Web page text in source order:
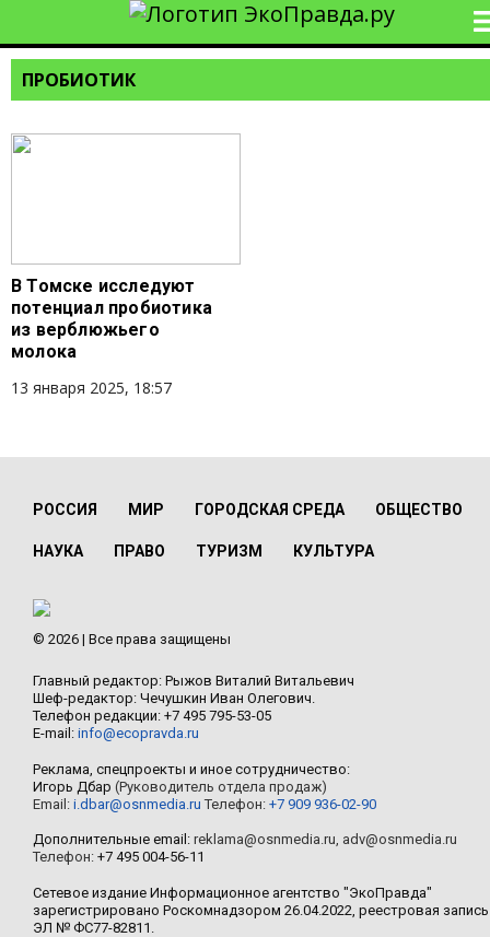
ПРОБИОТИК
В Томске исследуют
потенциал пробиотика
из верблюжьего
молока
13 января 2025, 18:57
РОССИЯ МИР ГОРОДСКАЯ СРЕДА ОБЩЕСТВО
НАУКА ПРАВО ТУРИЗМ КУЛЬТУРА
© 2026 | Все права защищены
Главный редактор: Рыжов Виталий Витальевич
Шеф-редактор: Чечушкин Иван Олегович.
Телефон редакции: +7 495 795-53-05
E-mail: info@ecopravda.ru
Реклама, спецпроекты и иное сотрудничество:
Игорь Дбар (Руководитель отдела продаж)
Email: i.dbar@osnmedia.ru Телефон: +7 909 936-02-90
Дополнительные email: reklama@osnmedia.ru, adv@osnmedia.ru
Телефон: +7 495 004-56-11
Сетевое издание Информационное агентство "ЭкоПравда"
зарегистрировано Роскомнадзором 26.04.2022, реестровая запись
ЭЛ № ФС77-82811.